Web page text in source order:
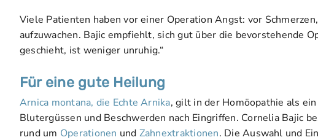
Viele Patienten haben vor einer Operation Angst: vor
aufzuwachen. Bajic empfiehlt, sich gut über die bevorstehende
geschieht, ist weniger unruhig.“
Für eine gute Heilung
Arnica montana, die Echte Arnika, gilt in der Homöopathie als
Blutergüssen und Beschwerden nach Eingriffen. Cornelia Bajic
rund um Operationen und Zahnextraktionen. Die Auswahl und